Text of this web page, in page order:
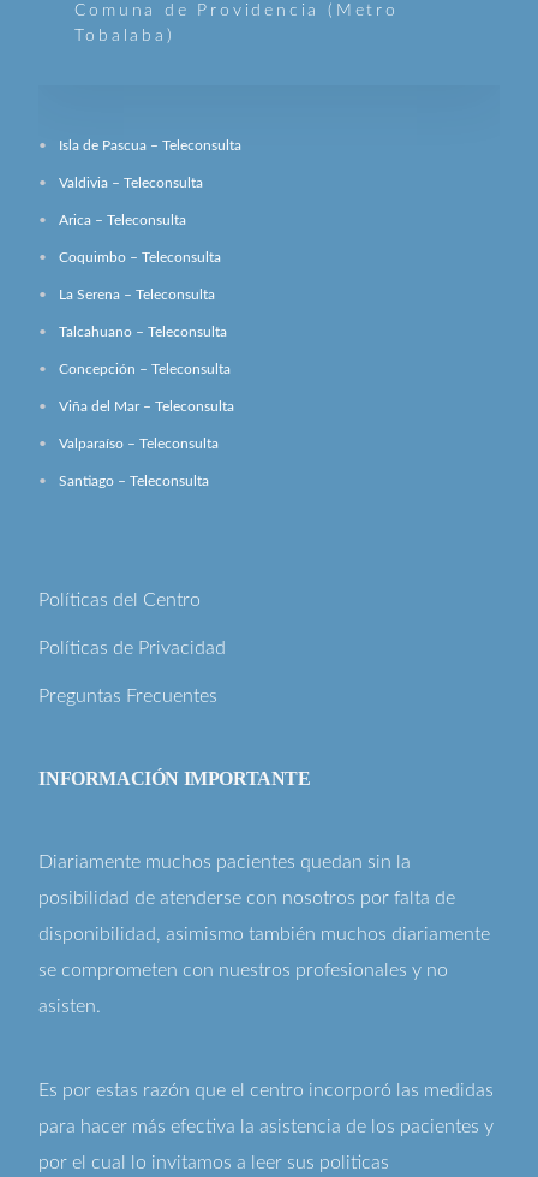
Comuna de Providencia (Metro
Tobalaba)
Isla de Pascua – Teleconsulta
Valdivia – Teleconsulta
Arica – Teleconsulta
Coquimbo – Teleconsulta
La Serena – Teleconsulta
Talcahuano – Teleconsulta
Concepción – Teleconsulta
Viña del Mar – Teleconsulta
Valparaíso – Teleconsulta
Santiago – Teleconsulta
Políticas del Centro
Políticas de Privacidad
Preguntas Frecuentes
INFORMACIÓN IMPORTANTE
Diariamente muchos pacientes quedan sin la
posibilidad de atenderse con nosotros por falta de
disponibilidad, asimismo también muchos diariamente
se comprometen con nuestros profesionales y no
asisten.
Es por estas razón que el centro incorporó las medidas
para hacer más efectiva la asistencia de los pacientes y
por el cual lo invitamos a leer sus politicas